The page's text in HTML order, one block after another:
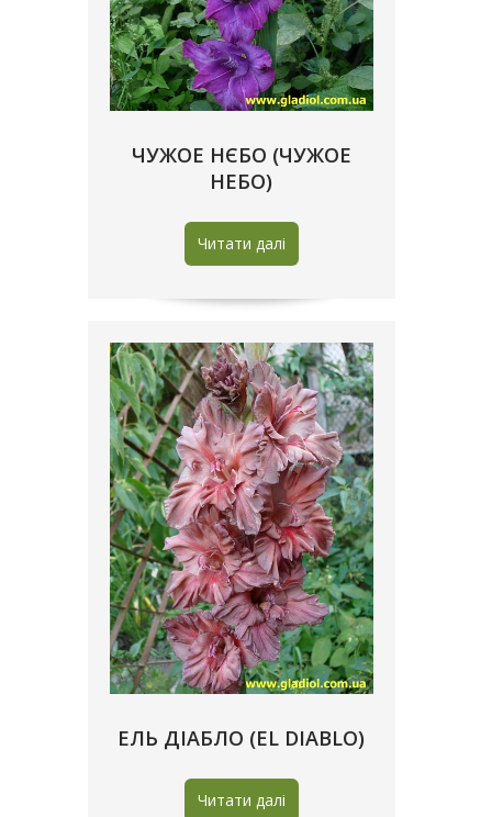
ЧУЖОЕ НЄБО (ЧУЖОЕ
НЕБО)
Читати далі
ЕЛЬ ДIАБЛО (EL DIABLO)
Читати далі